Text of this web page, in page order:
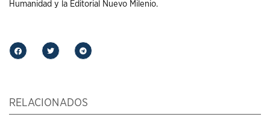
Humanidad y la Editorial Nuevo Milenio.
RELACIONADOS